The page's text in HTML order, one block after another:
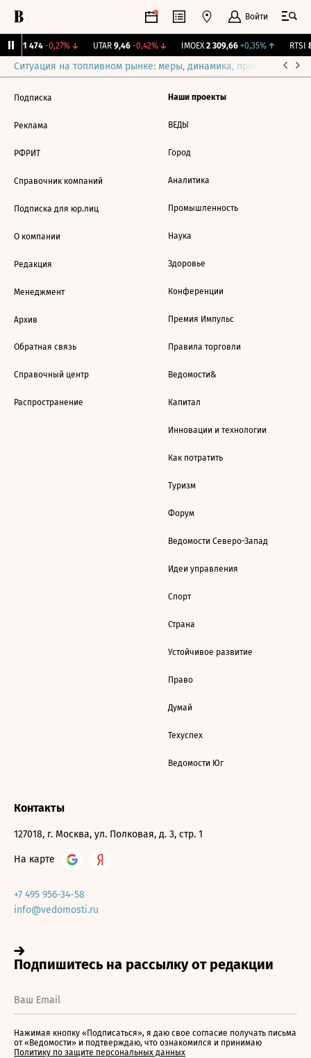
Войти
1 474 -0,27%↓ UTAR 9,46 -0,42%↓ IMOEX 2 309,66 +0,35%↑ RTSI
Ситуация на топливном рынке: меры, динамика, прогнозы
Подписка
Реклама
РФРИТ
Справочник компаний
Подписка для юр.лиц
О компании
Редакция
Менеджмент
Архив
Обратная связь
Справочный центр
Распространение
Наши проекты
ВЕДЫ
Город
Аналитика
Промышленность
Наука
Здоровье
Конференции
Премия Импульс
Правила торговли
Ведомости&
Капитал
Инновации и технологии
Как потратить
Туризм
Форум
Ведомости Северо-Запад
Идеи управления
Спорт
Страна
Устойчивое развитие
Право
Думай
Техуспех
Ведомости Юг
Контакты
127018, г. Москва, ул. Полковая, д. 3, стр. 1
На карте
+7 495 956-34-58
info@vedomosti.ru
Нажимая кнопку «Подписаться», я даю свое согласие получать письма
от «Ведомости» и подтверждаю, что ознакомился и принимаю
Политику по защите персональных данных